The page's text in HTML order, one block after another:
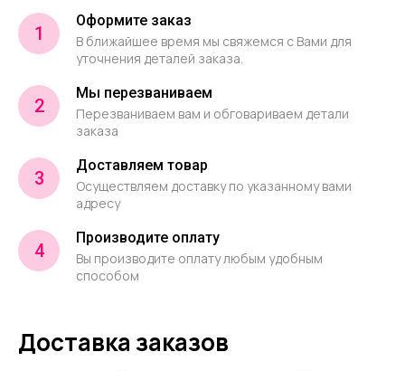
1
Оформите заказ
В ближайшее время мы свяжемся с Вами для
уточнения деталей заказа.
2
Мы перезваниваем
Перезваниваем вам и обговариваем детали
заказа
3
Доставляем товар
Осуществляем доставку по указанному вами
адресу
4
Производите оплату
Вы производите оплату любым удобным
способом
Доставка заказов